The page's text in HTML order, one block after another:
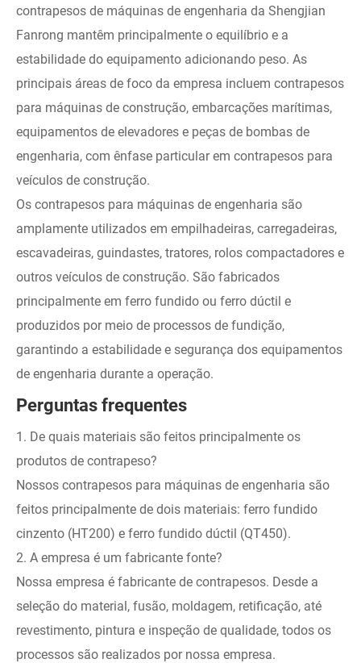
contrapesos de máquinas de engenharia da Shengjian
Fanrong mantêm principalmente o equilíbrio e a
estabilidade do equipamento adicionando peso. As
principais áreas de foco da empresa incluem contrapesos
para máquinas de construção, embarcações marítimas,
equipamentos de elevadores e peças de bombas de
engenharia, com ênfase particular em contrapesos para
veículos de construção.
Os contrapesos para máquinas de engenharia são
amplamente utilizados em empilhadeiras, carregadeiras,
escavadeiras, guindastes, tratores, rolos compactadores e
outros veículos de construção. São fabricados
principalmente em ferro fundido ou ferro dúctil e
produzidos por meio de processos de fundição,
garantindo a estabilidade e segurança dos equipamentos
de engenharia durante a operação.
Perguntas frequentes
1. De quais materiais são feitos principalmente os
produtos de contrapeso?
Nossos contrapesos para máquinas de engenharia são
feitos principalmente de dois materiais: ferro fundido
cinzento (HT200) e ferro fundido dúctil (QT450).
2. A empresa é um fabricante fonte?
Nossa empresa é fabricante de contrapesos. Desde a
seleção do material, fusão, moldagem, retificação, até
revestimento, pintura e inspeção de qualidade, todos os
processos são realizados por nossa empresa.